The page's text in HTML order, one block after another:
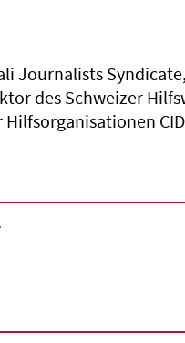
Journalists
des Schweizer